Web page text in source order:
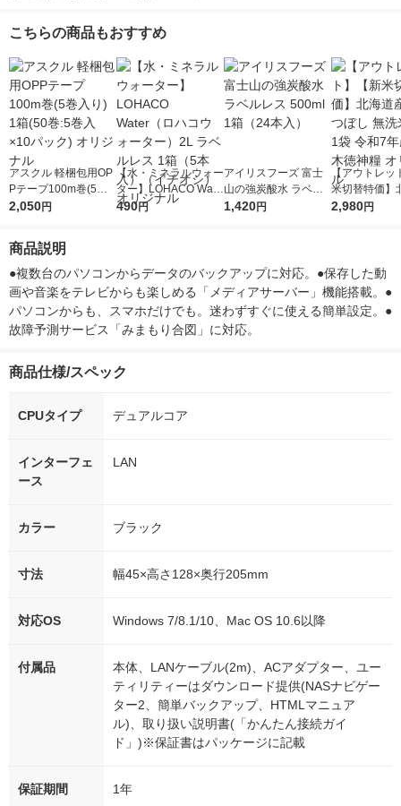
こちらの商品もおすすめ
アスクル 軽梱包用OP
Pテープ100m巻(5巻
入り) 1箱(50巻:5巻入
2,050円
【水・ミネラルウォー
ター】LOHACO Wate
r（ロハコウォータ
490円
アイリスフーズ 富士
山の強炭酸水 ラベル
レス 500ml 1箱（24
1,420円
【アウトレッ
米切替特価】
ななつぼし 無
2,980円
商品説明
●複数台のパソコンからデータのバックアップに対応。●保存した動
画や音楽をテレビからも楽しめる「メディアサーバー」機能搭載。●
パソコンからも、スマホだけでも。迷わずすぐに使える簡単設定。●
故障予測サービス「みまもり合図」に対応。
商品仕様/スペック
CPUタイプ デュアルコア
インターフェ
ース
LAN
カラー ブラック
寸法 幅45×高さ128×奥行205mm
対応OS Windows 7/8.1/10、Mac OS 10.6以降
付属品
本体、LANケーブル(2m)、ACアダプター、ユー
ティリティーはダウンロード提供(NASナビゲー
ター2、簡単バックアップ、HTMLマニュア
ル)、取り扱い説明書(「かんたん接続ガイ
ド」)※保証書はパッケージに記載
保証期間 1年